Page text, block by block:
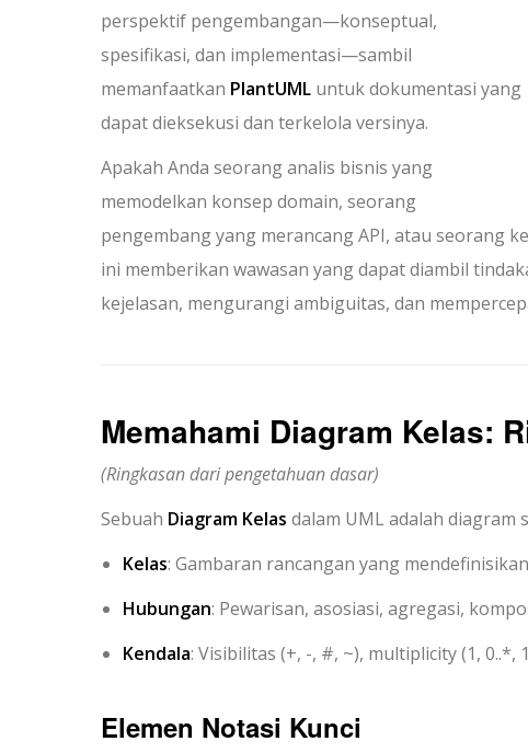
perspektif pengembangan—konseptual,
spesifikasi, dan implementasi—sambil
memanfaatkan PlantUML untuk dokumentasi yang
dapat dieksekusi dan terkelola versinya.
Apakah Anda seorang analis bisnis yang
memodelkan konsep domain, seorang
pengembang yang merancang API, atau seorang
ini memberikan wawasan yang dapat diambil
kejelasan, mengurangi ambiguitas, dan
Memahami Diagram Kelas:
(Ringkasan dari pengetahuan dasar)
Sebuah Diagram Kelas dalam UML adalah
Kelas: Gambaran rancangan yang
Hubungan: Pewarisan, asosiasi, agregasi,
Kendala: Visibilitas (+, -, #, ~), multiplicity (1, 0..*,
Elemen Notasi Kunci